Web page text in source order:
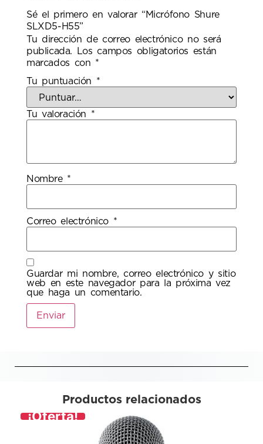
Sé el primero en valorar “Micrófono Shure
SLXD5-H55”
Tu dirección de correo electrónico no será
publicada.
Los campos obligatorios están
marcados con *
Tu puntuación *
Tu valoración *
Nombre *
Correo electrónico *
Guardar mi nombre, correo electrónico y sitio
web en este navegador para la próxima vez
que haga un comentario.
Productos relacionados
¡Oferta!